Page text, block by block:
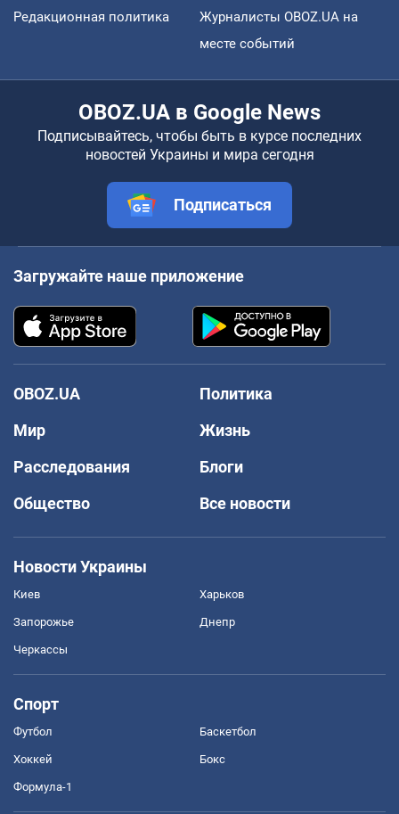
Редакционная политика
Журналисты OBOZ.UA на
месте событий
OBOZ.UA в Google News
Подписывайтесь, чтобы быть в курсе последних
новостей Украины и мира сегодня
Подписаться
Загружайте наше приложение
OBOZ.UA
Политика
Мир
Жизнь
Расследования
Блоги
Общество
Все новости
Новости Украины
Киев Харьков
Запорожье Днепр
Черкассы
Спорт
Футбол Баскетбол
Хоккей Бокс
Формула-1